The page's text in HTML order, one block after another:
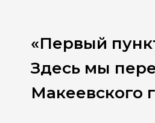
«Первый
Здесь мы
Макеевского